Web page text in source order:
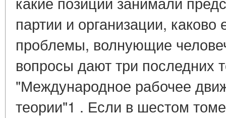
партии и организации, каково
проблемы, волнующие
вопросы дают три последних
"Международное рабочее
теории"1 . Если в шестом